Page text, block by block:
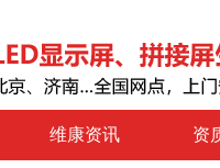
维康资讯 资